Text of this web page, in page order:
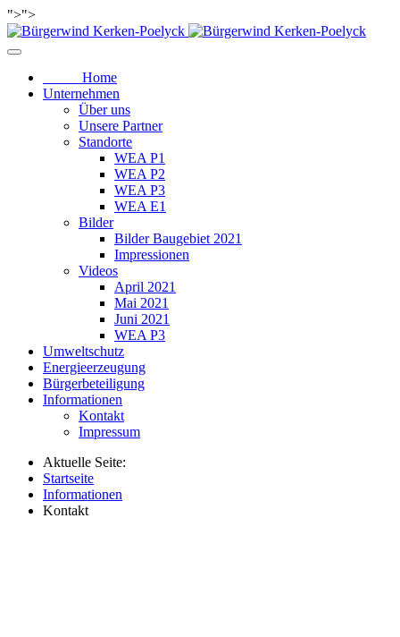
">">
Home
Unternehmen
Über uns
Unsere Partner
Standorte
WEA P1
WEA P2
WEA P3
WEA E1
Bilder
Bilder Baugebiet 2021
Impressionen
Videos
April 2021
Mai 2021
Juni 2021
WEA P3
Umweltschutz
Energieerzeugung
Bürgerbeteiligung
Informationen
Kontakt
Impressum
Aktuelle Seite:
Startseite
Informationen
Kontakt